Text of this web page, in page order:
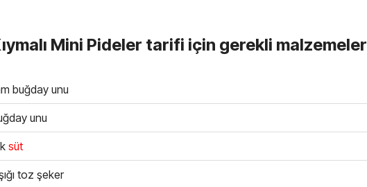
Mini Pideler tarifi için gerekli malzemeler
buğday unu
unu
süt
toz şeker